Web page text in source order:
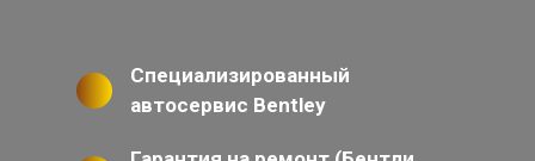
Специализированный
автосервис Bentley